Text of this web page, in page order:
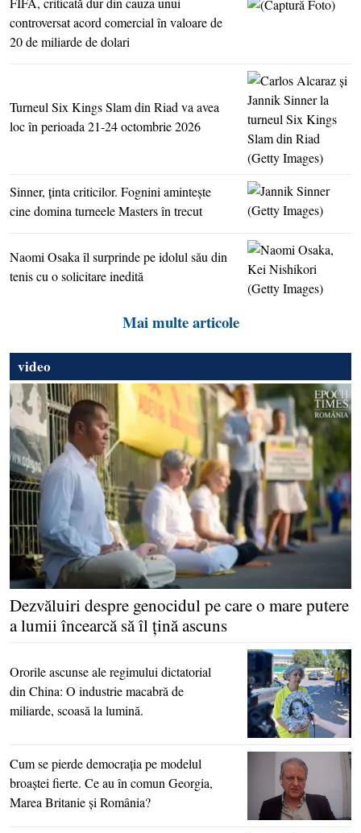
video
Dezvăluiri despre genocidul pe care o mare putere
a lumii încearcă să îl ţină ascuns
Ororile ascunse ale regimului dictatorial
din China: O industrie macabră de
miliarde, scoasă la lumină.
Cum se pierde democraţia pe modelul
broaştei fierte. Ce au în comun Georgia,
Marea Britanie şi România?
controversat acord comercial în valoare de
20 de miliarde de dolari
Turneul Six Kings Slam din Riad va avea
loc în perioada 21-24 octombrie 2026
Sinner, ţinta criticilor. Fognini aminteşte
cine domina turneele Masters în trecut
Naomi Osaka îl surprinde pe idolul său din
tenis cu o solicitare inedită
Mai multe articole